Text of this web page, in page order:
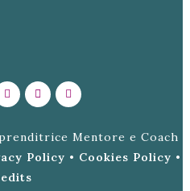
Mentore e Coach
Policy • Cookies Policy •